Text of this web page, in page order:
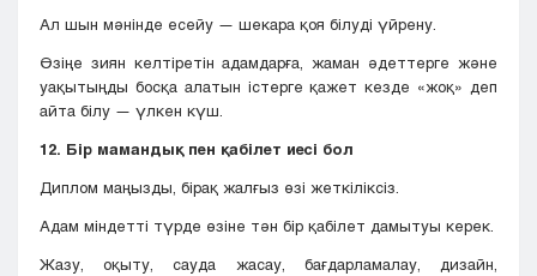
Ал шын мәнінде есейу — шекара қоя білуді үйрену.
Өзіңе зиян келтіретін адамдарға, жаман әдеттерге және
уақытыңды босқа алатын істерге қажет кезде «жоқ» деп
айта білу — үлкен күш.
12. Бір мамандық пен қабілет иесі бол
Диплом маңызды, бірақ жалғыз өзі жеткіліксіз.
Адам міндетті түрде өзіне тән бір қабілет дамытуы керек.
Жазу, оқыту, сауда жасау, бағдарламалау, дизайн,